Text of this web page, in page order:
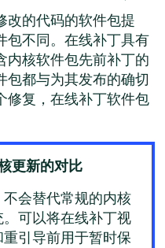
改的代码的软件包提
包不同。在线补丁具有
内核软件包先前补丁的
包都与为其发布的确切
修复，在线补丁软件包
更新的对比
会替代常规的内核
可以将在线补丁视
引导前用于暂时保